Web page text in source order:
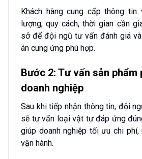
Khách hàng cung cấp thông
lượng, quy cách, thời gian cần
sở để đội ngũ tư vấn đánh giá
án cung ứng phù hợp.
Bước 2: Tư vấn sản phẩm
doanh nghiệp
Sau khi tiếp nhận thông tin, đội
sẽ tư vấn loại vật tư đáp ứng
giúp doanh nghiệp tối ưu chi phí,
vận hành.